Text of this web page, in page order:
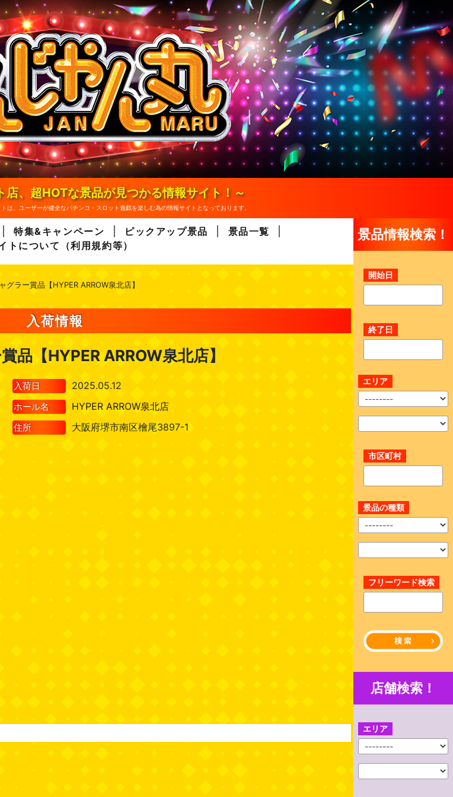
店、超HOTな景品が見つかる情報サイト！～
は、ユーザーが健全なパチンコ・スロット遊戯を楽しむ為の情報サイトとなっております。
特集&キャンペーン ピックアップ景品
景品一覧
トについて（利用規約等）
ラー賞品【HYPER ARROW泉北店】
入荷情報
【HYPER ARROW泉北店】
入荷日 2025.05.12
ホール名 HYPER ARROW泉北店
住所 大阪府堺市南区檜尾3897-1
景品情報検索！
開始日
終了日
エリア
市区町村
景品の種類
フリーワード検索
店舗検索！
エリア